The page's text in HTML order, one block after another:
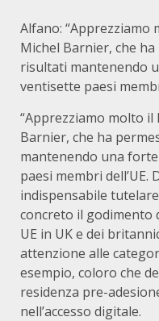
Alfano:
Michel Barnier, che
risultati mantenendo
ventisette paesi
“Apprezziamo molto
Barnier, che ha
mantenendo una
paesi membri
indispensabile
concreto il godimento
UE in UK e dei
attenzione alle
esempio, coloro che
residenza pre-
nell’accesso digitale.